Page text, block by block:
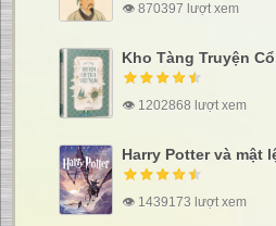
👁 870397 lượt xem
Kho Tàng Truyện
👁 1202868 lượt xem
Harry Potter và mật
👁 1439173 lượt xem